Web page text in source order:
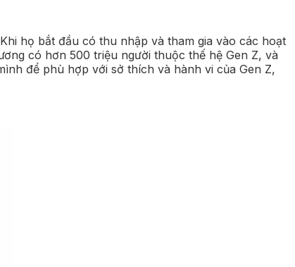
họ bắt đầu có thu nhập và tham gia vào các hoạt
có hơn 500 triệu người thuộc thế hệ Gen Z, và
để phù hợp với sở thích và hành vi của Gen Z,